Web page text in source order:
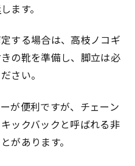
します。
する場合は、高枝ノコギ
の靴を準備し、脚立は必
さい。
が便利ですが、チェーン
ックバックと呼ばれる非
があります。